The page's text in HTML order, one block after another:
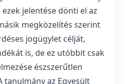
jelentése dönti el az
megközelítés szerint
jogügylet célját,
is, de ez utóbbit csak
észszerűtlen
tanulmány az Egyesült